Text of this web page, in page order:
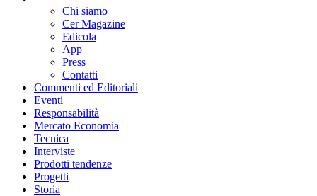
Chi siamo
Cer Magazine
Edicola
App
Press
Contatti
Commenti ed Editoriali
Eventi
Responsabilità
Mercato Economia
Tecnica
Interviste
Prodotti tendenze
Progetti
Storia